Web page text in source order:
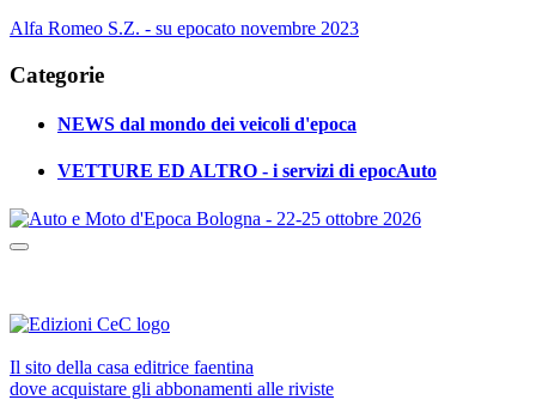
Alfa Romeo S.Z. - su epocato novembre 2023
Categorie
NEWS dal mondo dei veicoli d'epoca
VETTURE ED ALTRO - i servizi di epocAuto
Il sito della casa editrice faentina
dove acquistare gli abbonamenti alle riviste